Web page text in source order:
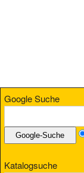
Google Suche
Katalogsuche